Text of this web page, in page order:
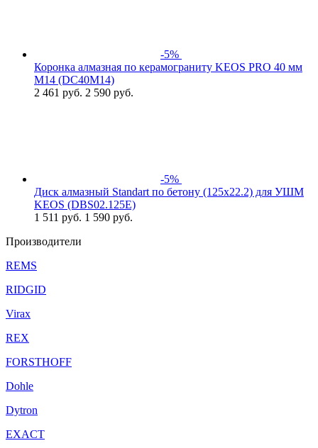
-5%
Коронка алмазная по керамограниту KEOS PRO 40 мм
M14 (DC40M14)
2 461 руб. 2 590 руб.
-5%
Диск алмазный Standart по бетону (125х22.2) для УШМ
KEOS (DBS02.125Е)
1 511 руб. 1 590 руб.
Производители
REMS
RIDGID
Virax
REX
FORSTHOFF
Dohle
Dytron
EXACT